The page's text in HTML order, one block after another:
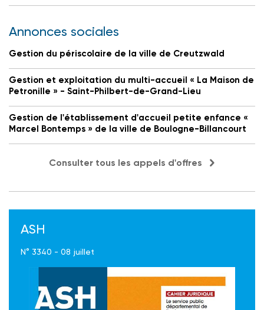
Annonces sociales
Gestion du périscolaire de la ville de Creutzwald
Gestion et exploitation du multi-accueil « La Maison de
Petronille » - Saint-Philbert-de-Grand-Lieu
Gestion de l'établissement d'accueil petite enfance «
Marcel Bontemps » de la ville de Boulogne-Billancourt
Consulter tous les appels d'offres
ASH
N° 3340 - 08 juillet